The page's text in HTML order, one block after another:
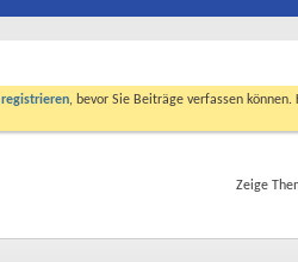
registrieren, bevor Sie Beiträge verfassen
Zeige